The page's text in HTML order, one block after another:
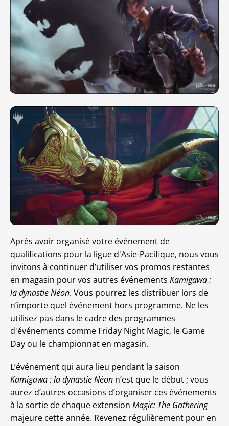
Après avoir organisé votre événement de
qualifications pour la ligue d'Asie-Pacifique, nous vous
invitons à continuer d’utiliser vos promos restantes
en magasin pour vos autres événements Kamigawa :
la dynastie Néon. Vous pourrez les distribuer lors de
n’importe quel événement hors programme. Ne les
utilisez pas dans le cadre des programmes
d'événements comme Friday Night Magic, le Game
Day ou le championnat en magasin.
L’événement qui aura lieu pendant la saison
Kamigawa : la dynastie Néon n’est que le début ; vous
aurez d’autres occasions d’organiser ces événements
à la sortie de chaque extension Magic: The Gathering
majeure cette année. Revenez régulièrement pour en